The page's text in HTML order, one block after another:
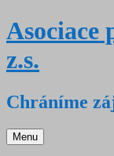
Přejít
k
webu
Asociace
z.s.
Chráníme
Menu